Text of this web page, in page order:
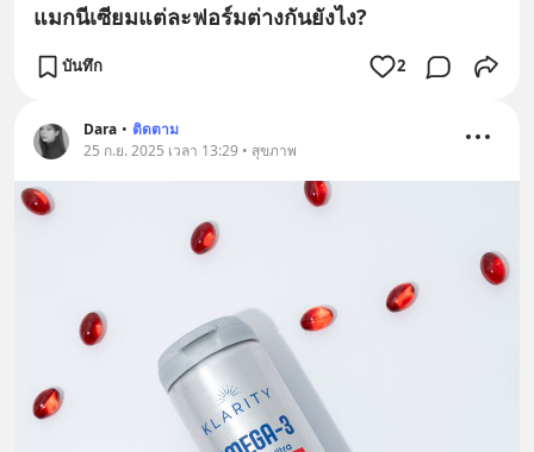
แมกนีเซียมแต่ละฟอร์มต่างกันยังไง?
บันทึก 2
Dara • ติดตาม
25 ก.ย. 2025 เวลา 13:29 • สุขภาพ